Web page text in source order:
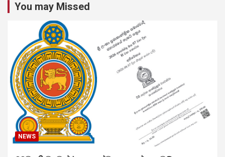
You may Missed
NEWS